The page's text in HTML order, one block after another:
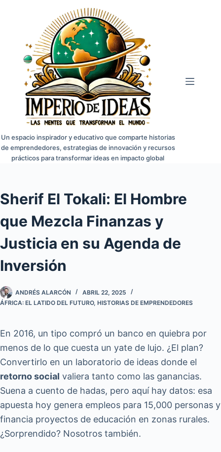
contenido
Un espacio inspirador y educativo que comparte historias
de emprendedores, estrategias de innovación y recursos
prácticos para transformar ideas en impacto global
Sherif El Tokali: El Hombre
que Mezcla Finanzas y
Justicia en su Agenda de
Inversión
ANDRÉS ALARCÓN
ABRIL 22, 2025
ÁFRICA: EL LATIDO DEL FUTURO, HISTORIAS DE EMPRENDEDORES
En 2016, un tipo compró un banco en quiebra por
menos de lo que cuesta un yate de lujo. ¿El plan?
Convertirlo en un laboratorio de ideas donde el
retorno social valiera tanto como las ganancias.
Suena a cuento de hadas, pero aquí hay datos: esa
apuesta hoy genera empleos para 15,000 personas y
financia proyectos de educación en zonas rurales.
¿Sorprendido? Nosotros también.